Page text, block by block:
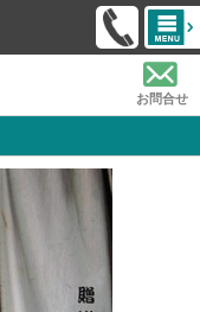
お問合せ